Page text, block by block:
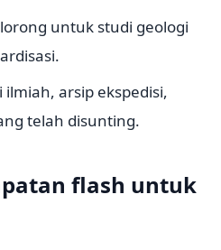
untuk studi geologi
arsip ekspedisi,
telah disunting.
flash untuk